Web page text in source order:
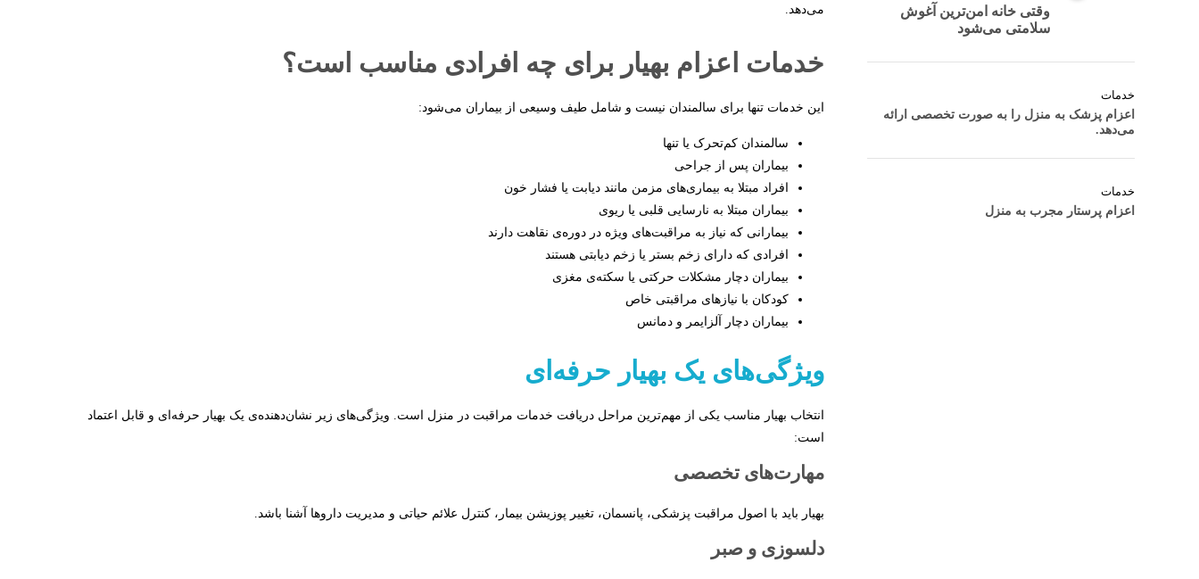
می‌دهد.
خدمات اعزام بهیار برای چه افرادی مناسب است؟
این خدمات تنها برای سالمندان نیست و شامل طیف وسیعی از بیماران می‌شود:
سالمندان کم‌تحرک یا تنها
بیماران پس از جراحی
افراد مبتلا به بیماری‌های مزمن مانند دیابت یا فشار خون
بیماران مبتلا به نارسایی قلبی یا ریوی
بیمارانی که نیاز به مراقبت‌های ویژه در دوره‌ی نقاهت دارند
افرادی که دارای زخم بستر یا زخم دیابتی هستند
بیماران دچار مشکلات حرکتی یا سکته‌ی مغزی
کودکان با نیازهای مراقبتی خاص
بیماران دچار آلزایمر و دمانس
ویژگی‌های یک بهیار حرفه‌ای
انتخاب بهیار مناسب یکی از مهم‌ترین مراحل دریافت خدمات مراقبت در منزل است. ویژگی‌های زیر نشان‌دهنده‌ی یک بهیار حرفه‌ای و قابل اعتماد
است:
مهارت‌های تخصصی
بهیار باید با اصول مراقبت پزشکی، پانسمان، تغییر پوزیشن بیمار، کنترل علائم حیاتی و مدیریت داروها آشنا باشد.
دلسوزی و صبر
وقتی خانه امن‌ترین آغوش
سلامتی می‌شود
خدمات
اعزام پزشک به منزل را به صورت تخصصی ارائه
می‌دهد.
خدمات
اعزام پرستار مجرب به منزل